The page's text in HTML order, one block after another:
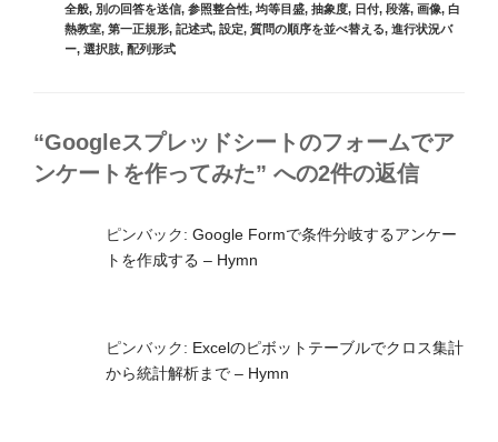
全般, 別の回答を送信, 参照整合性, 均等目盛, 抽象度, 日付, 段落, 画像, 白
熱教室, 第一正規形, 記述式, 設定, 質問の順序を並べ替える, 進行状況バ
ー, 選択肢, 配列形式
“Googleスプレッドシートのフォームでア
ンケートを作ってみた” への2件の返信
ピンバック: Google Formで条件分岐するアンケー
トを作成する – Hymn
ピンバック: Excelのピボットテーブルでクロス集計
から統計解析まで – Hymn